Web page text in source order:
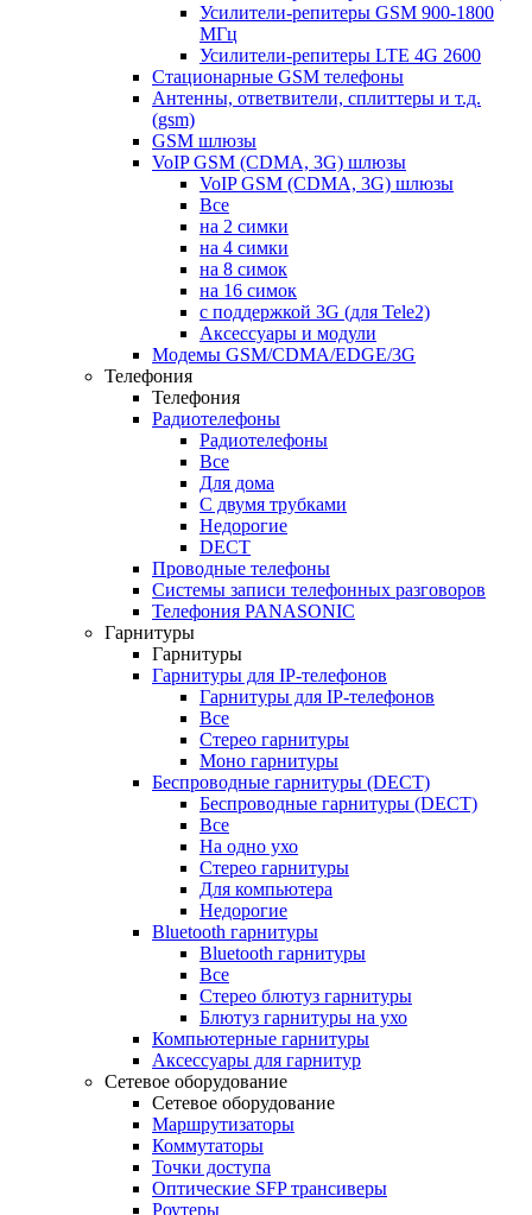
Усилители-репитеры GSM 900-1800
МГц
Усилители-репитеры LTE 4G 2600
Стационарные GSM телефоны
Антенны, ответвители, сплиттеры и т.д.
(gsm)
GSM шлюзы
VoIP GSM (CDMA, 3G) шлюзы
VoIP GSM (CDMA, 3G) шлюзы
Все
на 2 симки
на 4 симки
на 8 симок
на 16 симок
с поддержкой 3G (для Tele2)
Аксессуары и модули
Модемы GSM/CDMA/EDGE/3G
Телефония
Телефония
Радиотелефоны
Радиотелефоны
Все
Для дома
С двумя трубками
Недорогие
DECT
Проводные телефоны
Системы записи телефонных разговоров
Телефония PANASONIC
Гарнитуры
Гарнитуры
Гарнитуры для IP-телефонов
Гарнитуры для IP-телефонов
Все
Стерео гарнитуры
Моно гарнитуры
Беспроводные гарнитуры (DECT)
Беспроводные гарнитуры (DECT)
Все
На одно ухо
Стерео гарнитуры
Для компьютера
Недорогие
Bluetooth гарнитуры
Bluetooth гарнитуры
Все
Стерео блютуз гарнитуры
Блютуз гарнитуры на ухо
Компьютерные гарнитуры
Аксессуары для гарнитур
Сетевое оборудование
Сетевое оборудование
Маршрутизаторы
Коммутаторы
Точки доступа
Оптические SFP трансиверы
Роутеры